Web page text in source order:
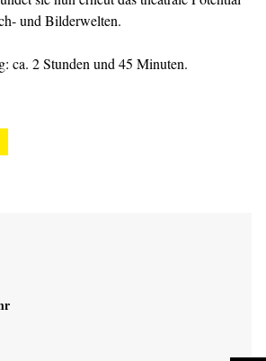
und Bilderwelten.
ca. 2 Stunden und 45 Minuten.